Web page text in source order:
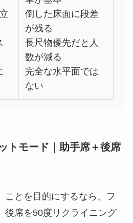
倒した床面に段差
が残る
長尺物優先だと人
数が減る
完全な水平面では
ない
トモード｜助手席＋後席
ことを目的にするなら、フ
後席を50度リクライニング